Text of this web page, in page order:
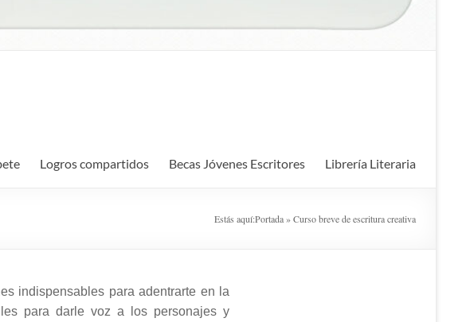
Logros compartidos Becas Jóvenes Escritores Librería Literaria
Estás aquí:Portada»Curso breve de escritura creativa
indispensables para adentrarte en la
para darle voz a los personajes y